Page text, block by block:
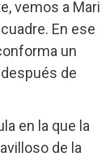
vemos a Mari
En ese
un
de
en la que la
de la